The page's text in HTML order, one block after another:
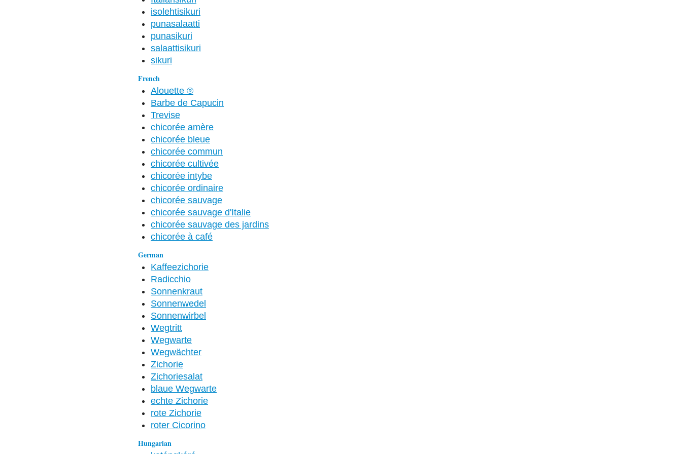
isolehtisikuri
punasalaatti
punasikuri
salaattisikuri
sikuri
French
Alouette ®
Barbe de Capucin
Trevise
chicorée amère
chicorée bleue
chicorée commun
chicorée cultivée
chicorée intybe
chicorée ordinaire
chicorée sauvage
chicorée sauvage d'Italie
chicorée sauvage des jardins
chicorée à café
German
Kaffeezichorie
Radicchio
Sonnenkraut
Sonnenwedel
Sonnenwirbel
Wegtritt
Wegwarte
Wegwächter
Zichorie
Zichoriesalat
blaue Wegwarte
echte Zichorie
rote Zichorie
roter Cicorino
Hungarian